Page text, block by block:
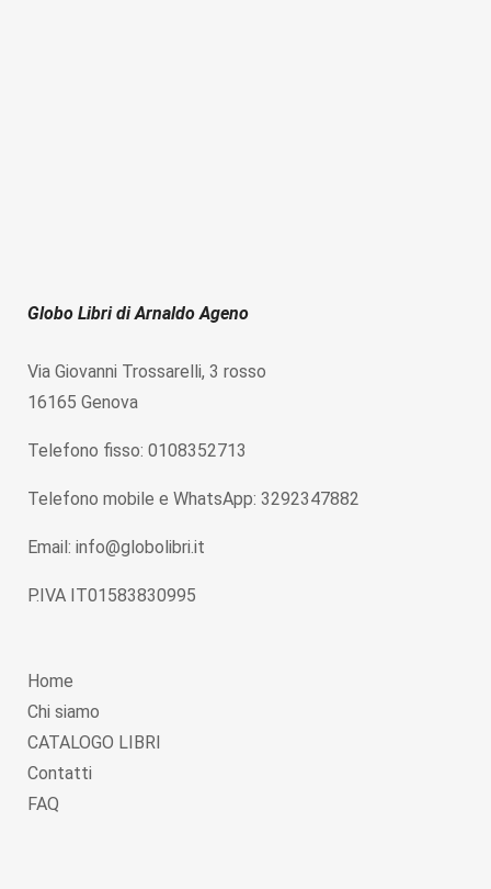
Globo Libri di Arnaldo Ageno
Via Giovanni Trossarelli, 3 rosso
16165 Genova
Telefono fisso: 0108352713
Telefono mobile e WhatsApp: 3292347882
Email: info@globolibri.it
P.IVA IT01583830995
Home
Chi siamo
CATALOGO LIBRI
Contatti
FAQ